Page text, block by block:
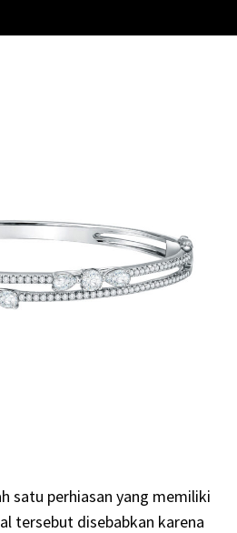
satu perhiasan yang memiliki
tersebut disebabkan karena